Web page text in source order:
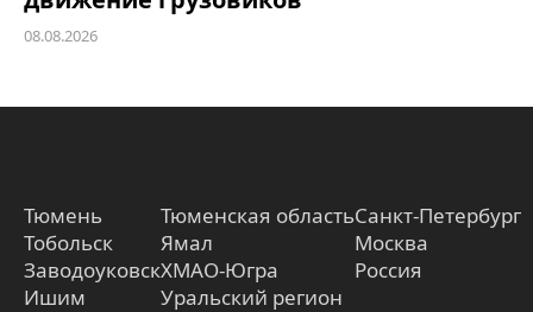
08.08.2026
Тюмень
Тобольск
Заводоуковск
Ишим
Тюменская область
Ямал
ХМАО-Югра
Уральский регион
Санкт-Петербург
Москва
Россия